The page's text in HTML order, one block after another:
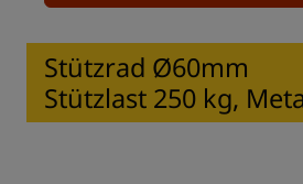
Stützrad Ø60mm
Stützlast 250 kg,